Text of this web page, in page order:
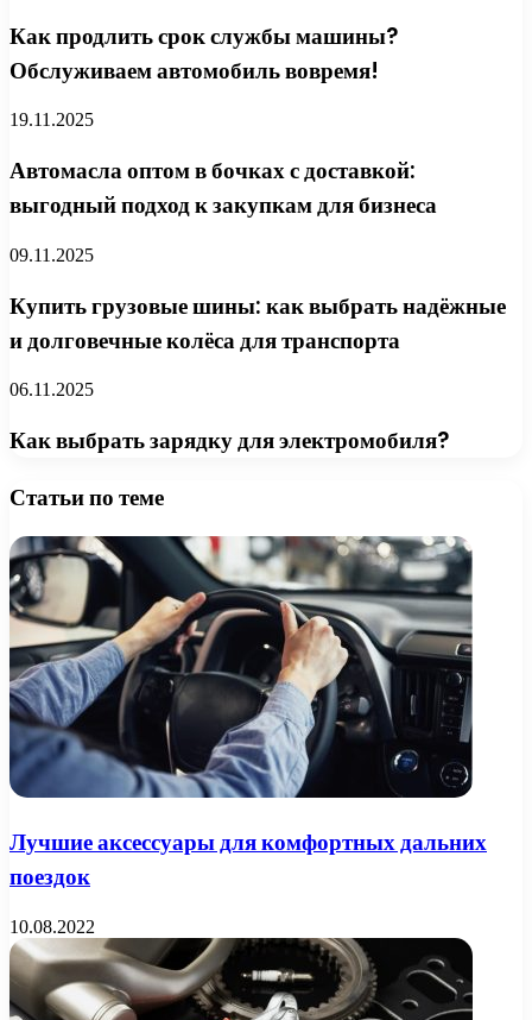
Как продлить срок службы машины?
Обслуживаем автомобиль вовремя!
19.11.2025
Автомасла оптом в бочках с доставкой:
выгодный подход к закупкам для бизнеса
09.11.2025
Купить грузовые шины: как выбрать надёжные
и долговечные колёса для транспорта
06.11.2025
Как выбрать зарядку для электромобиля?
Статьи по теме
Лучшие аксессуары для комфортных дальних
поездок
10.08.2022